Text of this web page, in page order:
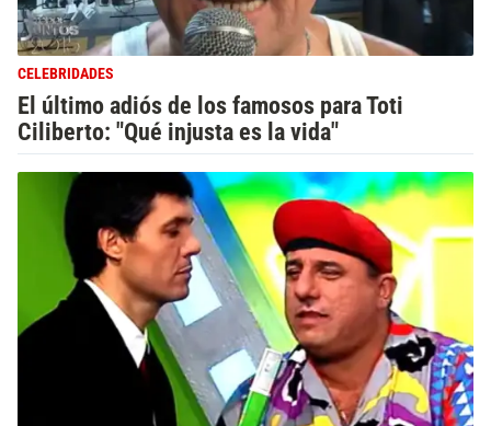
CELEBRIDADES
El último adiós de los famosos para Toti
Ciliberto: "Qué injusta es la vida"